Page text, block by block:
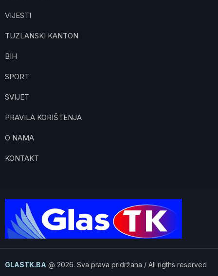
VIJESTI
TUZLANSKI KANTON
BIH
SPORT
SVIJET
PRAVILA KORIŠTENJA
O NAMA
KONTAKT
GLASTK.BA @ 2026. Sva prava pridržana / All rigths reserved